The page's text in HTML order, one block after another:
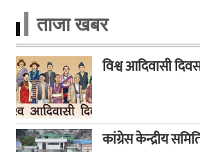
ताजा खबर
विश्व आदिवासी
कांग्रेस केन्द्रीय